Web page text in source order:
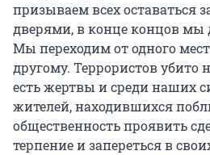
призываем всех оставаться
дверями, в конце концов мы
Мы переходим от одного
другому. Террористов убито
есть жертвы и среди наших
жителей, находившихся
общественность проявить
терпение и запереться в